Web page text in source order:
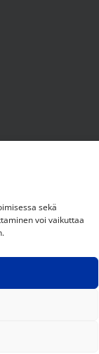
sekä
voi vaikuttaa
Facebook InstagramLinkedIn